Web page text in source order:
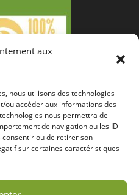
aux
nous utilisons des technologies
ou accéder aux informations des
nous permettra de
de navigation ou les ID
consentir ou de retirer son
sur certaines caractéristiques